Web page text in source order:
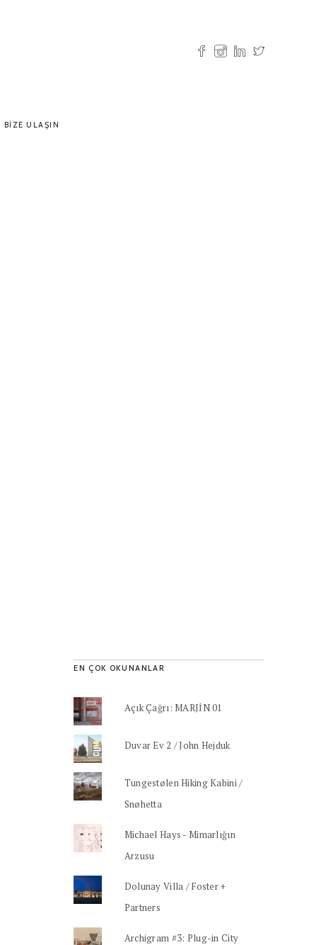
BIZE ULAŞIN
EN ÇOK OKUNANLAR
Açık Çağrı: MARJİN 01
Duvar Ev 2 / John Hejduk
Tungestølen Hiking Kabini /
Snøhetta
Michael Hays - Mimarlığın
Arzusu
Dolunay Villa / Foster +
Partners
Archigram #3: Plug-in City